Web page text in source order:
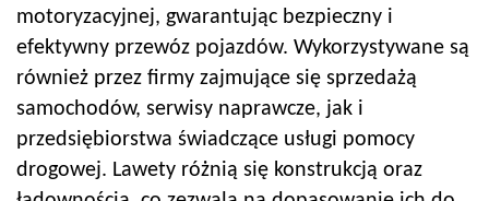
motoryzacyjnej, gwarantując bezpieczny i
efektywny przewóz pojazdów. Wykorzystywane są
również przez firmy zajmujące się sprzedażą
samochodów, serwisy naprawcze, jak i
przedsiębiorstwa świadczące usługi pomocy
drogowej. Lawety różnią się konstrukcją oraz